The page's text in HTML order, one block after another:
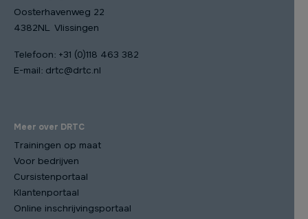
Oosterhavenweg 22
4382NL Vlissingen
Telefoon: +31 (0)118 463 382
E-mail: drtc@drtc.nl
Meer over DRTC
Trainingen op maat
Voor bedrijven
Cursistenportaal
Klantenportaal
Online inschrijvingsportaal